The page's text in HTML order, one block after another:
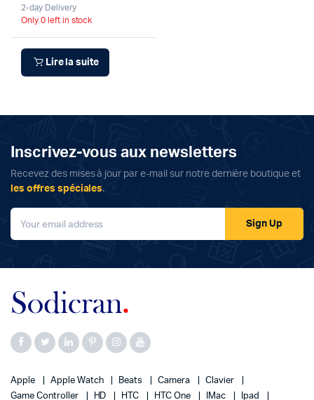
2-day Delivery
Only 0 left in stock
Lire la suite
Inscrivez-vous aux newsletters
Recevez des mises à jour par e-mail sur notre dernière boutique et
les offres spéciales.
Sign Up
Apple Apple Watch Beats Camera
Clavier
Game Controller
HD HTC HTC One IMac Ipad